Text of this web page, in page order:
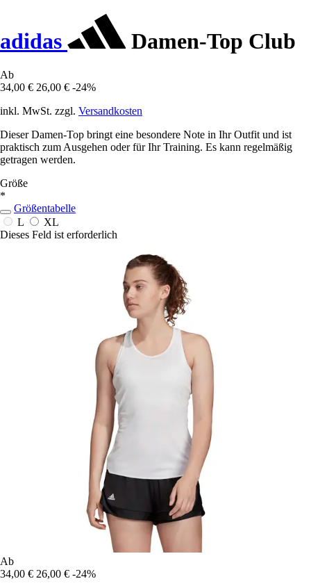
adidas Damen-Top Club
Ab
34,00 € 26,00 € -24%
inkl. MwSt. zzgl. Versandkosten
Dieser Damen-Top bringt eine besondere Note in Ihr Outfit und ist
praktisch zum Ausgehen oder für Ihr Training. Es kann regelmäßig
getragen werden.
Größe
*
Größentabelle
L
XL
Dieses Feld ist erforderlich
Ab
34,00 € 26,00 € -24%